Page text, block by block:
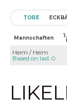
TORE
Mannschaften
Heim / Heim
Based on last 0